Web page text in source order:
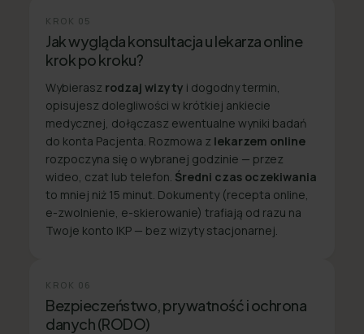
KROK 05
Jak wygląda konsultacja u lekarza online
krok po kroku?
Wybierasz rodzaj wizyty i dogodny termin,
opisujesz dolegliwości w krótkiej ankiecie
medycznej, dołączasz ewentualne wyniki badań
do konta Pacjenta. Rozmowa z lekarzem online
rozpoczyna się o wybranej godzinie — przez
wideo, czat lub telefon. Średni czas oczekiwania
to mniej niż 15 minut. Dokumenty (recepta online,
e-zwolnienie, e-skierowanie) trafiają od razu na
Twoje konto IKP — bez wizyty stacjonarnej.
KROK 06
Bezpieczeństwo, prywatność i ochrona
danych (RODO)